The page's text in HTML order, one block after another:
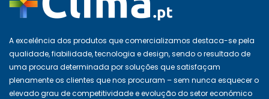
A excelência dos produtos que comercializamos destaca-se pela
qualidade, fiabilidade, tecnologia e design, sendo o resultado de
uma procura determinada por soluções que satisfaçam
plenamente os clientes que nos procuram – sem nunca esquecer o
elevado grau de competitividade e evolução do setor económico